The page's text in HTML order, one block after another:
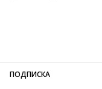
Температурный
Высота каблука
ПОДПИСКА